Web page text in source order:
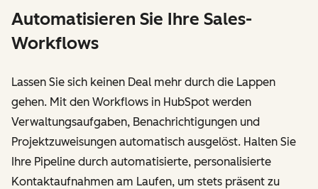
Automatisieren Sie Ihre Sales-
Workflows
Lassen Sie sich keinen Deal mehr durch die Lappen
gehen. Mit den Workflows in HubSpot werden
Verwaltungsaufgaben, Benachrichtigungen und
Projektzuweisungen automatisch ausgelöst. Halten Sie
Ihre Pipeline durch automatisierte, personalisierte
Kontaktaufnahmen am Laufen, um stets präsent zu